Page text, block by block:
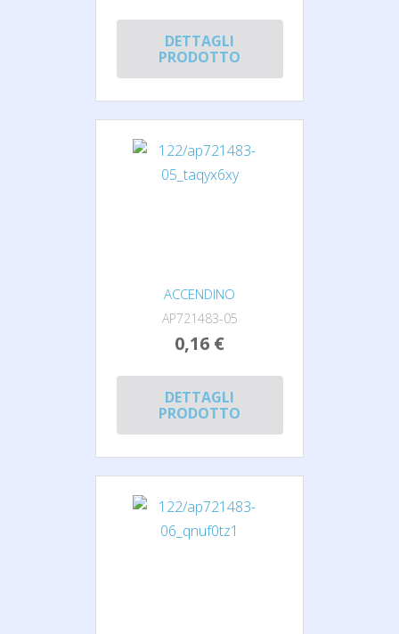
DETTAGLI
PRODOTTO
ACCENDINO
AP721483-05
0,16 €
DETTAGLI
PRODOTTO